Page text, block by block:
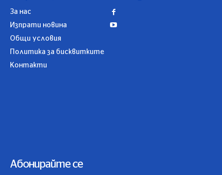
За нас
Изпрати новина
Общи условия
Политика за бисквитките
Контакти
Абонирайте се